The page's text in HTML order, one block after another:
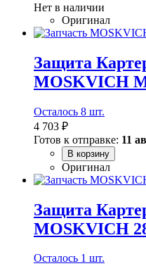
Нет в наличии
Оригинал
Защита
MOSKVICH
Осталось 8 шт.
4 703 ₽
Готов к отправке: 11
В корзину
Оригинал
Защита
MOSKVICH
Осталось 1 шт.